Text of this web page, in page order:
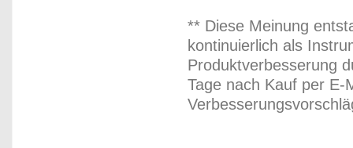
** Diese Meinung
kontinuierlich als
Produktverbesserung
Tage nach Kauf per E-